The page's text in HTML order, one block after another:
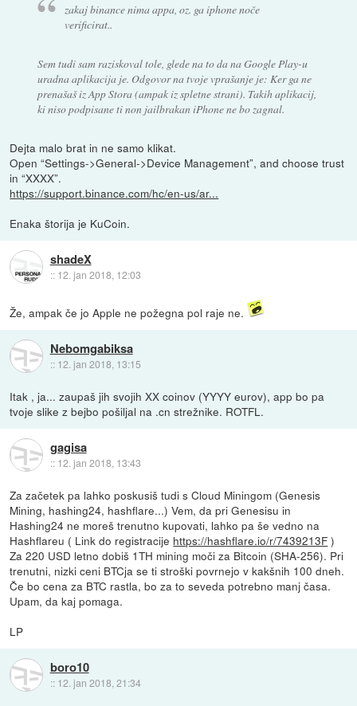
zakaj binance nima appa, oz. ga iphone noče
verificirat..
Sem tudi sam raziskoval tole, glede na to da na Google Play-u
uradna aplikacija je. Odgovor na tvoje vprašanje je: Ker ga ne
prenašaš iz App Stora (ampak iz spletne strani). Takih aplikacij,
ki niso podpisane ti non jailbrakan iPhone ne bo zagnal.
Dejta malo brat in ne samo klikat.
Open “Settings->General->Device Management”, and choose trust
in “XXXX”.
https://support.binance.com/hc/en-us/ar...
Enaka štorija je KuCoin.
shadeX
:: 12. jan 2018, 12:03
Že, ampak če jo Apple ne požegna pol raje ne.
Nebomgabiksa
:: 12. jan 2018, 13:15
Itak , ja... zaupaš jih svojih XX coinov (YYYY eurov), app bo pa
tvoje slike z bejbo pošiljal na .cn strežnike. ROTFL.
gagisa
:: 12. jan 2018, 13:43
Za začetek pa lahko poskusiš tudi s Cloud Miningom (Genesis
Mining, hashing24, hashflare...) Vem, da pri Genesisu in
Hashing24 ne moreš trenutno kupovati, lahko pa še vedno na
Hashflareu ( Link do registracije https://hashflare.io/r/7439213F )
Za 220 USD letno dobiš 1TH mining moči za Bitcoin (SHA-256). Pri
trenutni, nizki ceni BTCja se ti stroški povrnejo v kakšnih 100 dneh.
Če bo cena za BTC rastla, bo za to seveda potrebno manj časa.
Upam, da kaj pomaga.
LP
boro10
:: 12. jan 2018, 21:34